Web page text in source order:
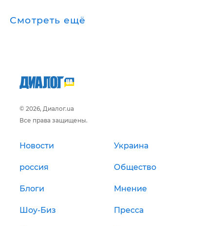
Смотреть ещё
© 2026, Диалог.ua
Все права защищены.
Новости Украина
россия Общество
Блоги Мнение
Шоу-Биз Пресса